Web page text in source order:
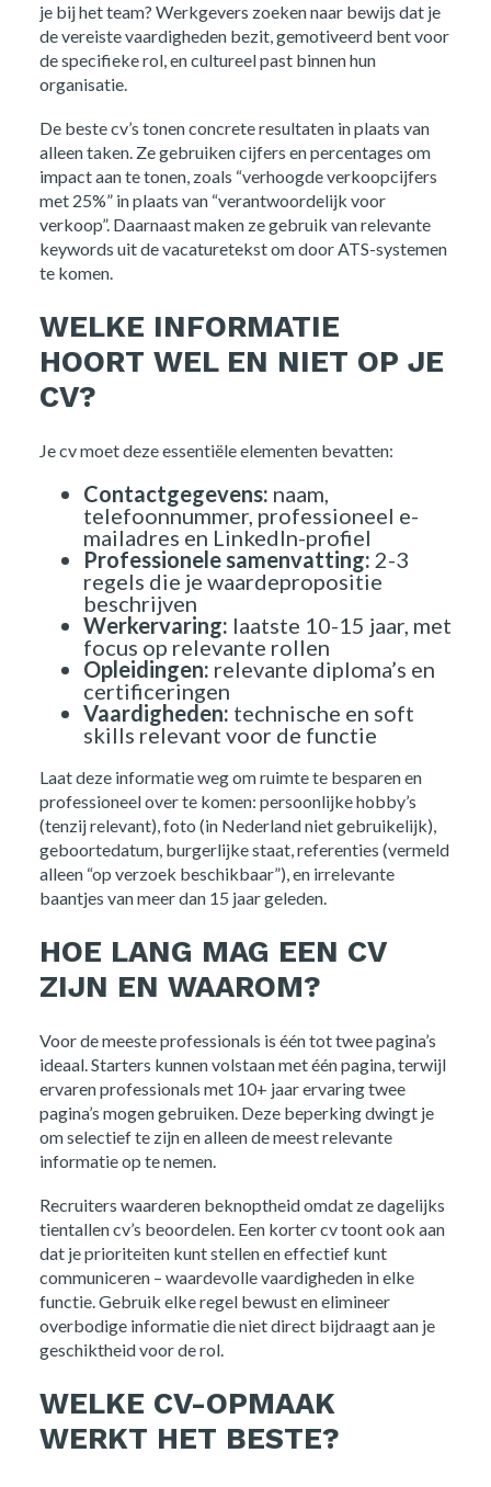
je bij het team? Werkgevers zoeken naar bewijs dat je
de vereiste vaardigheden bezit, gemotiveerd bent voor
de specifieke rol, en cultureel past binnen hun
organisatie.
De beste cv’s tonen concrete resultaten in plaats van
alleen taken. Ze gebruiken cijfers en percentages om
impact aan te tonen, zoals “verhoogde verkoopcijfers
met 25%” in plaats van “verantwoordelijk voor
verkoop”. Daarnaast maken ze gebruik van relevante
keywords uit de vacaturetekst om door ATS-systemen
te komen.
WELKE INFORMATIE
HOORT WEL EN NIET OP JE
CV?
Je cv moet deze essentiële elementen bevatten:
Contactgegevens: naam,
telefoonnummer, professioneel e-
mailadres en LinkedIn-profiel
Professionele samenvatting: 2-3
regels die je waardepropositie
beschrijven
Werkervaring: laatste 10-15 jaar, met
focus op relevante rollen
Opleidingen: relevante diploma’s en
certificeringen
Vaardigheden: technische en soft
skills relevant voor de functie
Laat deze informatie weg om ruimte te besparen en
professioneel over te komen: persoonlijke hobby’s
(tenzij relevant), foto (in Nederland niet gebruikelijk),
geboortedatum, burgerlijke staat, referenties (vermeld
alleen “op verzoek beschikbaar”), en irrelevante
baantjes van meer dan 15 jaar geleden.
HOE LANG MAG EEN CV
ZIJN EN WAAROM?
Voor de meeste professionals is één tot twee pagina’s
ideaal. Starters kunnen volstaan met één pagina, terwijl
ervaren professionals met 10+ jaar ervaring twee
pagina’s mogen gebruiken. Deze beperking dwingt je
om selectief te zijn en alleen de meest relevante
informatie op te nemen.
Recruiters waarderen beknoptheid omdat ze dagelijks
tientallen cv’s beoordelen. Een korter cv toont ook aan
dat je prioriteiten kunt stellen en effectief kunt
communiceren – waardevolle vaardigheden in elke
functie. Gebruik elke regel bewust en elimineer
overbodige informatie die niet direct bijdraagt aan je
geschiktheid voor de rol.
WELKE CV-OPMAAK
WERKT HET BESTE?